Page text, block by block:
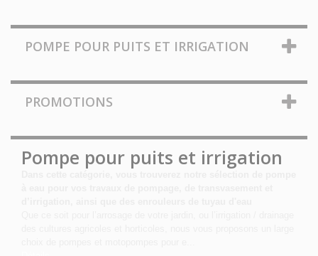
POMPE POUR PUITS ET IRRIGATION
PROMOTIONS
Pompe pour puits et irrigation